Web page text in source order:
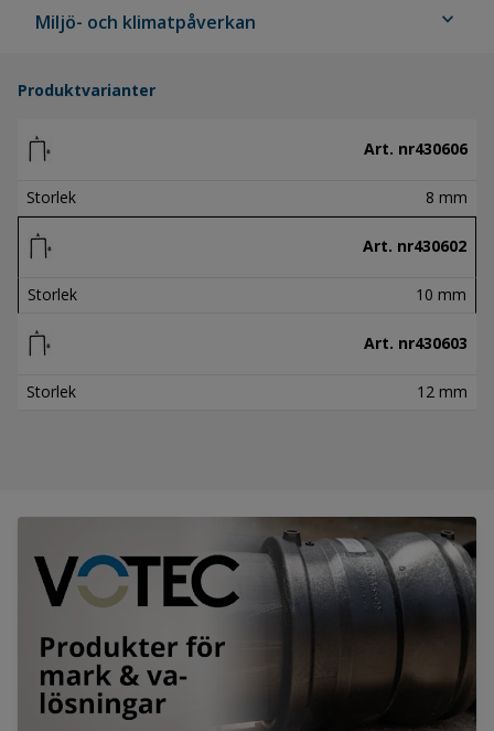
Miljö- och klimatpåverkan expand_more
Produktvarianter
Art. nr430606
Storlek 8 mm
Art. nr430602
Storlek 10 mm
Art. nr430603
Storlek 12 mm